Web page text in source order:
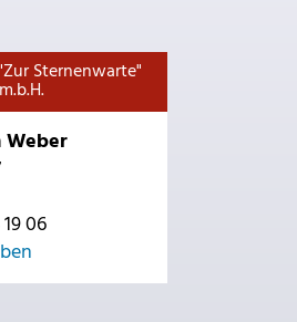
Sternenwarte"
Weber
06